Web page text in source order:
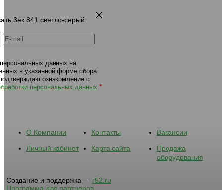
3ек 841 светло-серый
данных на
в указанной форме сбора
ознакомление с
персональных данных *
О Компании Контакты Вакансии
Личный кабинет Карта сайта
Продажа
оборудования
Создание и поддержка — r52.ru
Программа для партнеров